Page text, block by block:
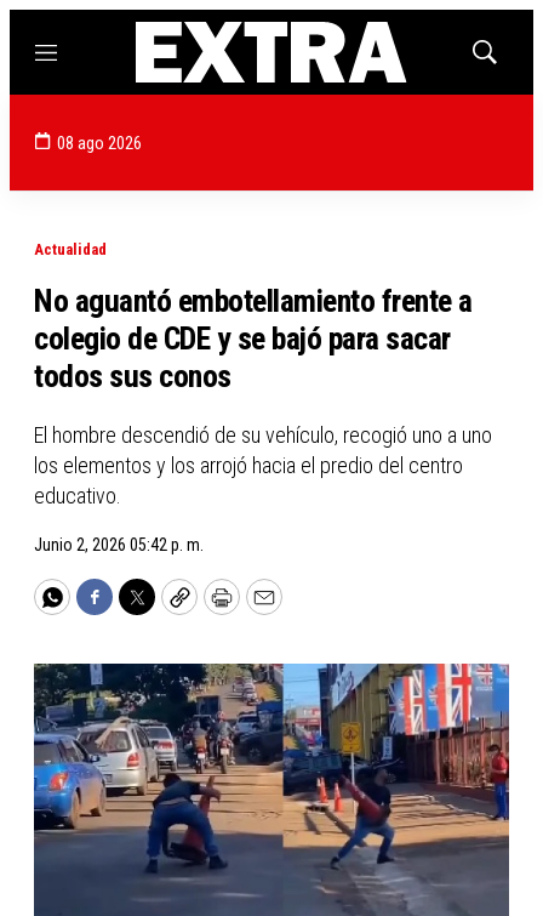
Menú
Mostrar
08 ago 2026
Actualidad
No aguantó embotellamiento frente a
colegio de CDE y se bajó para sacar
todos sus conos
El hombre descendió de su vehículo, recogió uno a uno
los elementos y los arrojó hacia el predio del centro
educativo.
Junio 2, 2026 05:42 p. m.
WhatsApp
Facebook
TwitterCopyPrintEmail